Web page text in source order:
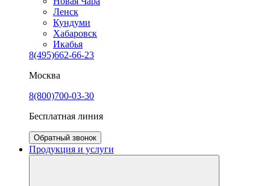
Ленск
Кундуми
Хабаровск
Икабья
8(495)662-66-23
Москва
8(800)700-03-30
Бесплатная линия
Обратный звонок
Продукция и услуги